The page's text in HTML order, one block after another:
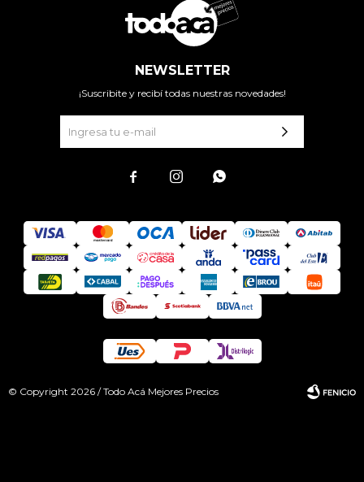
NEWSLETTER
¡Suscribite y recibí todas nuestras novedades!
  
© Copyright 2026 / Todo Acá Mejores Precios